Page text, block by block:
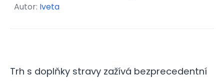
Autor: Iveta
Trh s doplňky stravy zažívá bezprecedentní